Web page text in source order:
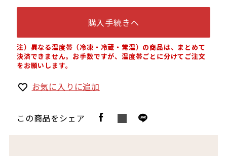
購入手続きへ
注）異なる温度帯（冷凍・冷蔵・常温）の商品は、まとめて
決済できません。お手数ですが、温度帯ごとに分けてご注文
をお願いします。
お気に入りに追加
この商品をシェア